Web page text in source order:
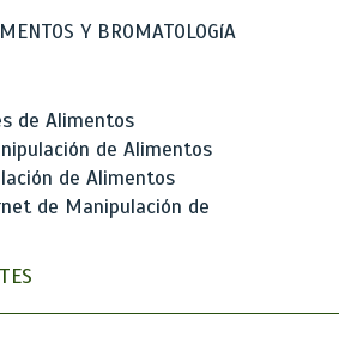
Y BROMATOLOGíA
de Alimentos
de Alimentos
de Alimentos
de Manipulación de